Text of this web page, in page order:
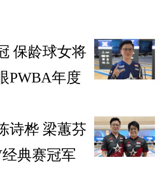
保龄球女将
PWBA年度
诗桦 梁蕙芬
典赛冠军